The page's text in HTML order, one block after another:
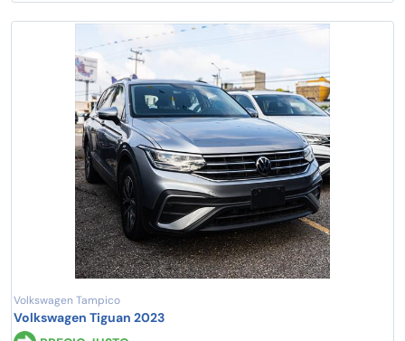
Volkswagen Tampico
Volkswagen Tiguan 2023